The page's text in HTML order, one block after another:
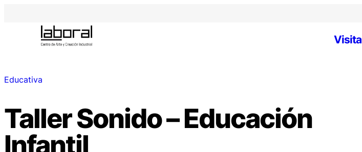
Visita
Educativa
Taller Sonido – Educación
Infantil